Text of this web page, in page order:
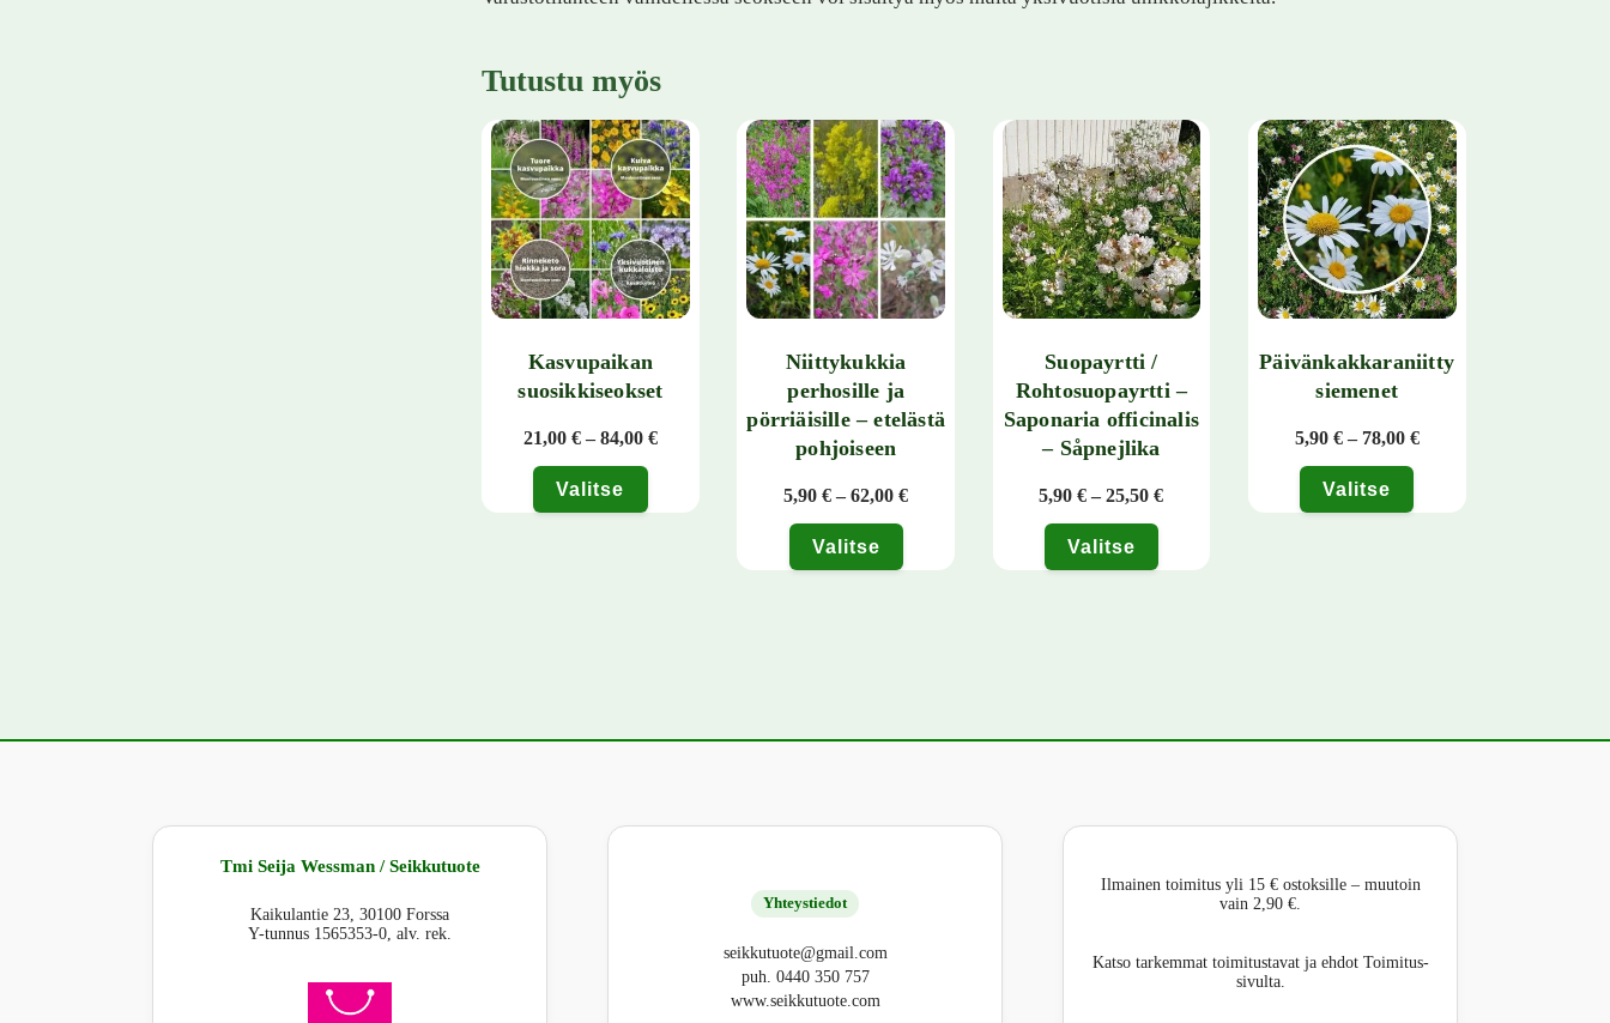
Tutustu myös
Kasvupaikan
suosikkiseokset
21,00 € – 84,00 €Hintaluokka: 21,00 € - 84,00 €
Valitse
Tällä tuotteella on useampi muunnelma. Voit tehdä valinnat tuotteen sivulla.
Niittykukkia
perhosille ja
pörriäisille – etelästä
pohjoiseen
5,90€ – 62,00€Hintaluokka: 5,90 € - 62,00 €
Valitse
Suopayrtti /
Rohtosuopayrtti –
Saponaria officinalis
– Såpnejlika
5,90€ – 25,50€Hintaluokka: 5,90 € - 25,50 €
Valitse
Päivänkakkaraniitty
siemenet
5,90 € – 78,00 €Hintaluokka: 5,90 € -
Valitse
Tmi Seija Wessman / Seikkutuote
Kaikulantie 23, 30100 Forssa
Y-tunnus 1565353-0, alv. rek.
Yhteystiedot
seikkutuote@gmail.com
puh. 0440 350 757
www.seikkutuote.com
Ilmainen toimitus yli 15 € ostoksille – muutoin
vain 2,90 €.
Katso tarkemmat toimitustavat ja ehdot Toimitus-
sivulta.